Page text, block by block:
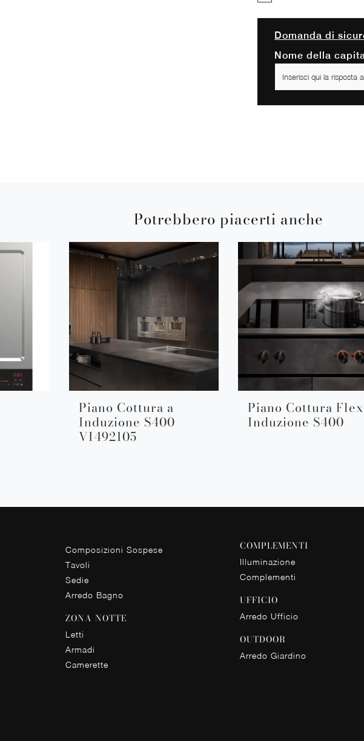
Domanda di
Nome della
Potrebbero piacerti anche
Piano Cottura a
Induzione S400
VI492105
Piano Cottura
Induzione S400
Composizioni Sospese
Tavoli
Sedie
Arredo Bagno
ZONA NOTTE
Letti
Armadi
Camerette
COMPLEMENTI
Illuminazione
Complementi
UFFICIO
Arredo Ufficio
OUTDOOR
Arredo Giardino